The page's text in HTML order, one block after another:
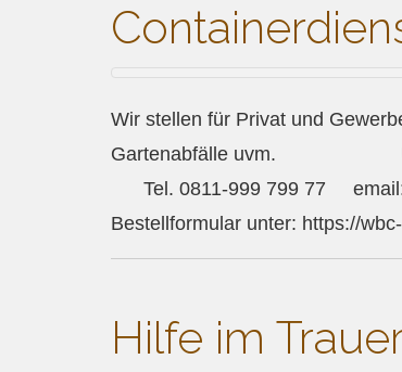
Wir stellen für Privat und
Gartenabfälle uvm. Unsere
Tel. 0811-999 799 77 email:
Bestellformular unter: https://
Hilfe im